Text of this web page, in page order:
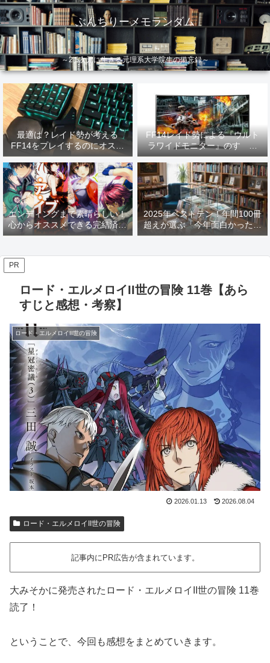
ぶんちりーメモランダム
～2.5次元に生きる元理系大学院生の備忘録～
最適は？レイド勢が考える
FF14をプレイするのにオスス
メなデバイス【2026年更新】
FF14レイド勢による『ウルト
ラワイドモニター』のすゝめ
【2026年更新】
エンディングまで素晴らしい！
心からオススメできる完結済み
ラノベ
2025年ベストテン！年間100冊
超えが選ぶ「今年面白かった本
10選」！
PR
ロード・エルメロイII世の冒険 11巻【あら
すじと感想・考察】
ロード・エルメロイII世の冒険
2026.01.13 2026.08.04
ロード・エルメロイII世の冒険
記事内にPR広告が含まれています。
大みそかに発売されたロード・エルメロイII世の冒険 11巻
読了！
ということで、今回も感想をまとめていきます。